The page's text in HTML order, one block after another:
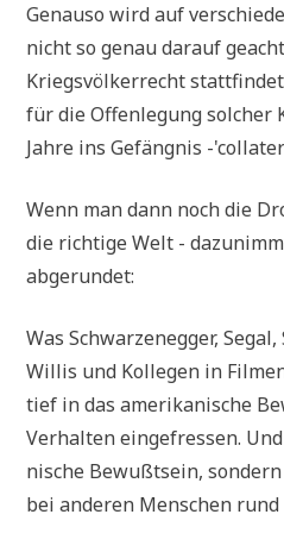
Genau­so wird auf
nicht so genau dar­auf
Kriegs­völ­ker­recht
für die Offen­le­gung sol­cher
Jah­re ins Gefäng­nis -
Wenn man dann noch die
die rich­ti­ge Welt -
abgerundet:
Was Schwar­zen­eg­ger,
Wil­lis und Kol­le­gen in
tief in das ame­ri­ka­ni­sche
Ver­hal­ten ein­ge­fres­sen.
ni­sche Bewußt­sein,
bei ande­ren Men­schen rund